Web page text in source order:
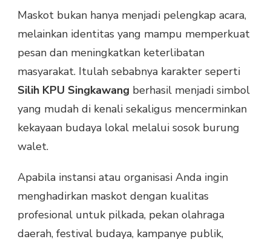
Maskot bukan hanya menjadi pelengkap acara,
melainkan identitas yang mampu memperkuat
pesan dan meningkatkan keterlibatan
masyarakat. Itulah sebabnya karakter seperti
Silih KPU Singkawang berhasil menjadi simbol
yang mudah di kenali sekaligus mencerminkan
kekayaan budaya lokal melalui sosok burung
walet.
Apabila instansi atau organisasi Anda ingin
menghadirkan maskot dengan kualitas
profesional untuk pilkada, pekan olahraga
daerah, festival budaya, kampanye publik,